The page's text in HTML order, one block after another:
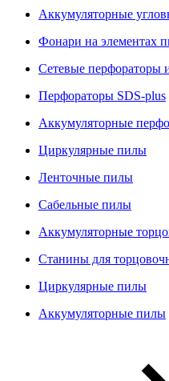
Аккумуляторные
Фонари на элементах
Сетевые перфораторы
Перфораторы SDS-plus
Аккумуляторные
Циркулярные пилы
Ленточные пилы
Сабельные пилы
Аккумуляторные
Станины для
Циркулярные пилы
Аккумуляторные пилы